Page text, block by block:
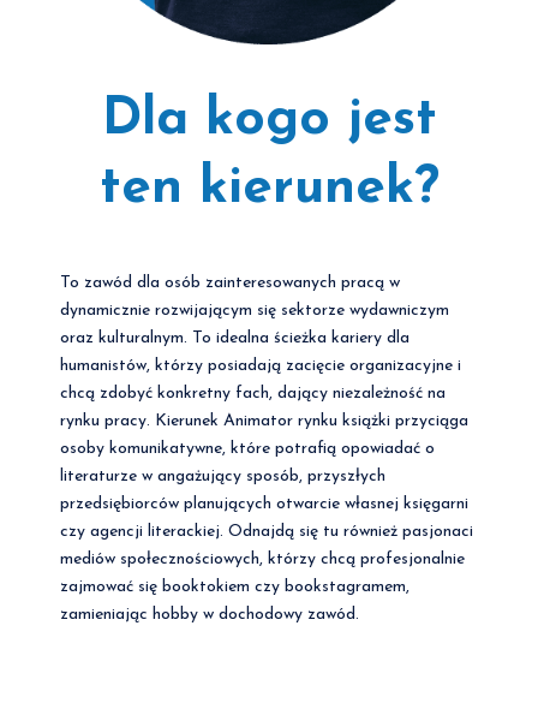
Dla kogo jest
ten kierunek?
To zawód dla osób zainteresowanych pracą w
dynamicznie rozwijającym się sektorze wydawniczym
oraz kulturalnym. To idealna ścieżka kariery dla
humanistów, którzy posiadają zacięcie organizacyjne i
chcą zdobyć konkretny fach, dający niezależność na
rynku pracy. Kierunek Animator rynku książki przyciąga
osoby komunikatywne, które potrafią opowiadać o
literaturze w angażujący sposób, przyszłych
przedsiębiorców planujących otwarcie własnej księgarni
czy agencji literackiej. Odnajdą się tu również pasjonaci
mediów społecznościowych, którzy chcą profesjonalnie
zajmować się booktokiem czy bookstagramem,
zamieniając hobby w dochodowy zawód.